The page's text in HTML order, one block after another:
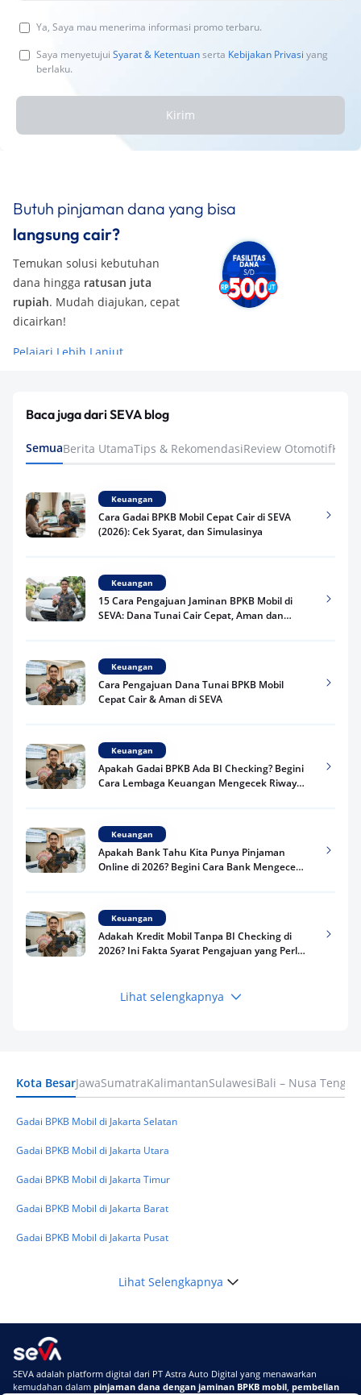
Ya, Saya mau menerima informasi promo terbaru.
Saya menyetujui Syarat & Ketentuanserta Kebijakan Privasi yang
berlaku.
Kirim
Butuh pinjaman dana yang bisa
langsung cair?
Temukan solusi kebutuhan
dana hingga ratusan juta
rupiah. Mudah diajukan, cepat
dicairkan!
Pelajari Lebih Lanjut
Baca juga dari SEVA blog
SemuaBerita UtamaTips & RekomendasiReview Otomotif
Keuangan
Cara Gadai BPKB Mobil Cepat Cair di SEVA
(2026): Cek Syarat, dan Simulasinya
Keuangan
15 Cara Pengajuan Jaminan BPKB Mobil di
SEVA: Dana Tunai Cair Cepat, Aman dan
Keuangan
Cara Pengajuan Dana Tunai BPKB Mobil
Cepat Cair & Aman di SEVA
Keuangan
Apakah Gadai BPKB Ada BI Checking? Begini
Cara Lembaga Keuangan Mengecek Riwayat
Keuangan
Apakah Bank Tahu Kita Punya Pinjaman
Online di 2026? Begini Cara Bank Mengecek
Keuangan
Adakah Kredit Mobil Tanpa BI Checking di
2026? Ini Fakta Syarat Pengajuan yang Perlu
Keuangan
Keuangan
Masuk BI Checking? Simak Peraturan
Lihat selengkapnya
Kota BesarJawaSumatraKalimantanSulawesiBali – Nusa
Gadai BPKB Mobil di Jakarta Selatan
Gadai BPKB Mobil di Jakarta Utara
Gadai BPKB Mobil di Jakarta Timur
Gadai BPKB Mobil di Jakarta Barat
Gadai BPKB Mobil di Jakarta Pusat
Lihat Selengkapnya
SEVA adalah platform digital dari PT Astra Auto Digital yang menawarkan
kemudahan dalam pinjaman dana dengan jaminan BPKB mobil pembelian